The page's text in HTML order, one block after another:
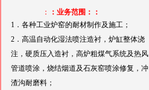
：
：业务范围：：
1．各种工业炉窑的耐材制作及施工；
2．高温自动化湿法喷注造衬，炉缸整体浇
注，硬质压入造衬，高炉粗煤气系统及热风
管道喷涂，烧结烟道及石灰窑喷涂修复，冲
渣沟耐磨料；